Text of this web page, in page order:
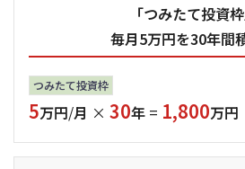
「つみたて投資
毎月5万円を30年間
つみたて投資枠
5万円/月 × 30年 = 1,800万円